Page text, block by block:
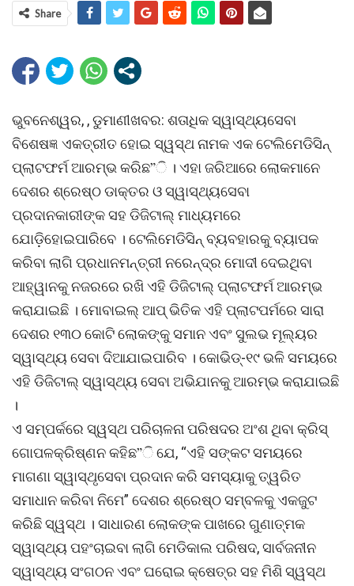
Share
ଭୁବନେଶ୍ୱର, , ଡୁମାଣୀଖବର: ଶତାଧିକ ସ୍ୱାସ୍ଥ୍ୟସେବା
ବିଶେଷଜ୍ଞ ଏକତ୍ରୀତ ହୋଇ ସ୍ୱସ୍ଥ ନାମକ ଏକ ଟେଲିମେଡିସିନ୍
ପ୍ଲାଟଫର୍ମ ଆରମ୍ଭ କରିଛ”ି । ଏହା ଜରିଆରେ ଲୋକମାନେ
ଦେଶର ଶ୍ରେଷ୍ଠ ଡାକ୍ତର ଓ ସ୍ୱାସ୍ଥ୍ୟସେବା
ପ୍ରଦାନକାରୀଙ୍କ ସହ ଡିଜିଟାଲ୍ ମାଧ୍ୟମରେ
ଯୋଡ଼ିହୋଇପାରିବେ । ଟେଲିମେଡିସିନ୍ ବ୍ୟବହାରକୁ ବ୍ୟାପକ
କରିବା ଲାଗି ପ୍ରଧାନମନ୍ତ୍ରୀ ନରେନ୍ଦ୍ର ମୋଦୀ ଦେଇଥିବା
ଆହ୍ୱାନକୁ ନଜରରେ ରଖି ଏହି ଡିଜିଟାଲ୍ ପ୍ଲାଟଫର୍ମ ଆରମ୍ଭ
କରାଯାଇଛି । ମୋବାଇଲ୍ ଆପ୍ ଭିତିକ ଏହି ପ୍ଲାଟପର୍ମରେ ସାରା
ଦେଶର ୧୩୦ କୋଟି ଲୋକଙ୍କୁ ସମାନ ଏବଂ ସୁଲଭ ମୂଲ୍ୟର
ସ୍ୱାସ୍ଥ୍ୟ ସେବା ଦିଆଯାଇପାରିବ । କୋଭିଡ୍-୧୯ ଭଳି ସମୟରେ
ଏହି ଡିଜିଟାଲ୍ ସ୍ୱାସ୍ଥ୍ୟ ସେବା ଅଭିଯାନକୁ ଆରମ୍ଭ କରାଯାଇଛି
।
ଏ ସମ୍ପର୍କରେ ସ୍ୱସ୍ଥ ପରିଚାଳନା ପରିଷଦର ଅଂଶ ଥିବା କ୍ରିସ୍
ଗୋପଳକ୍ରିଷ୍ଣନ କହିଛ”ି ଯେ, “ଏହି ସଙ୍କଟ ସମୟରେ
ମାଗଣା ସ୍ୱାସ୍ଥୃସେବା ପ୍ରଦାନ କରି ସମସ୍ୟାକୁ ତ୍ୱରିତ
ସମାଧାନ କରିବା ନିମେ” ଦେଶର ଶ୍ରେଷ୍ଠ ସମ୍ବଳକୁ ଏକଜୁଟ
କରିଛି ସ୍ୱସ୍ଥ । ସାଧାରଣ ଲୋକଙ୍କ ପାଖରେ ଗୁଣାତ୍ମକ
ସ୍ୱାସ୍ଥ୍ୟ ପହଂଚାଇବା ଲାଗି ମେଡିକାଲ ପରିଷଦ, ସାର୍ବଜନୀନ
ସ୍ୱାସ୍ଥ୍ୟ ସଂଗଠନ ଏବଂ ଘରୋଇ କ୍ଷେତ୍ର ସହ ମିଶି ସ୍ୱସ୍ଥ